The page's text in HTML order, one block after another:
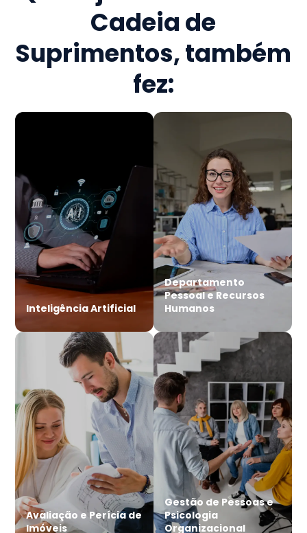
Cadeia de
Suprimentos, também
fez:
Inteligência Artificial
Departamento
Pessoal e Recursos
Humanos
Avaliação e Perícia de
Imóveis
Gestão de Pessoas e
Psicologia
Organizacional